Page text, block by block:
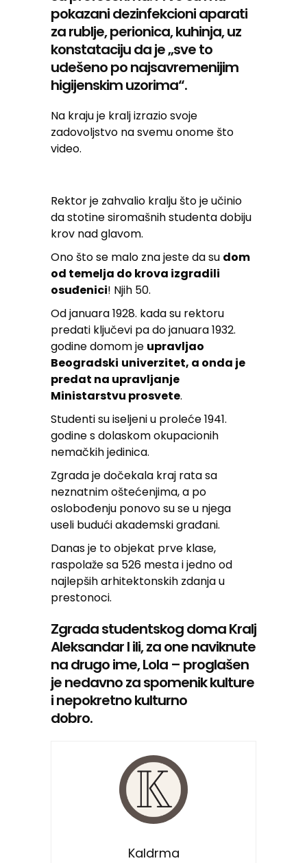
pokazani dezinfekcioni aparati
za rublje, perionica, kuhinja, uz
konstataciju da je „sve to
udešeno po najsavremenijim
higijenskim uzorima“.
Na kraju je kralj izrazio svoje
zadovoljstvo na svemu onome što
video.
Rektor je zahvalio kralju što je učinio
da stotine siromašnih studenta dobiju
krov nad glavom.
Ono što se malo zna jeste da su dom
od temelja do krova izgradili
osuđenici! Njih 50.
Od januara 1928. kada su rektoru
predati ključevi pa do januara 1932.
godine domom je upravljao
Beogradski univerzitet, a onda je
predat na upravljanje
Ministarstvu prosvete.
Studenti su iseljeni u proleće 1941.
godine s dolaskom okupacionih
nemačkih jedinica.
Zgrada je dočekala kraj rata sa
neznatnim oštećenjima, a po
oslobođenju ponovo su se u njega
useli budući akademski građani.
Danas je to objekat prve klase,
raspolaže sa 526 mesta i jedno od
najlepših arhitektonskih zdanja u
prestonoci.
Zgrada studentskog doma Kralj
Aleksandar I ili, za one naviknute
na drugo ime, Lola – proglašen
je nedavno za spomenik kulture
i nepokretno kulturno
dobro.
Kaldrma